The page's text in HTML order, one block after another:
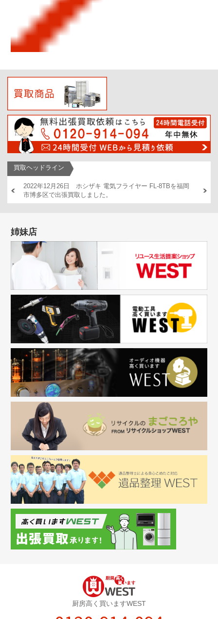
買取ヘッドライン
2022年12月26日 ホシザキ 電気フライヤー FL-8TBを福岡
市博多区で出張買取しました。
出張買
姉妹店
厨房高く買いますWEST